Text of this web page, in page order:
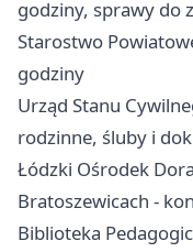
godziny, sprawy do
Starostwo
godziny
Urząd Stanu
rodzinne, śluby i
Łódzki Ośrodek
Bratoszewicach -
Biblioteka